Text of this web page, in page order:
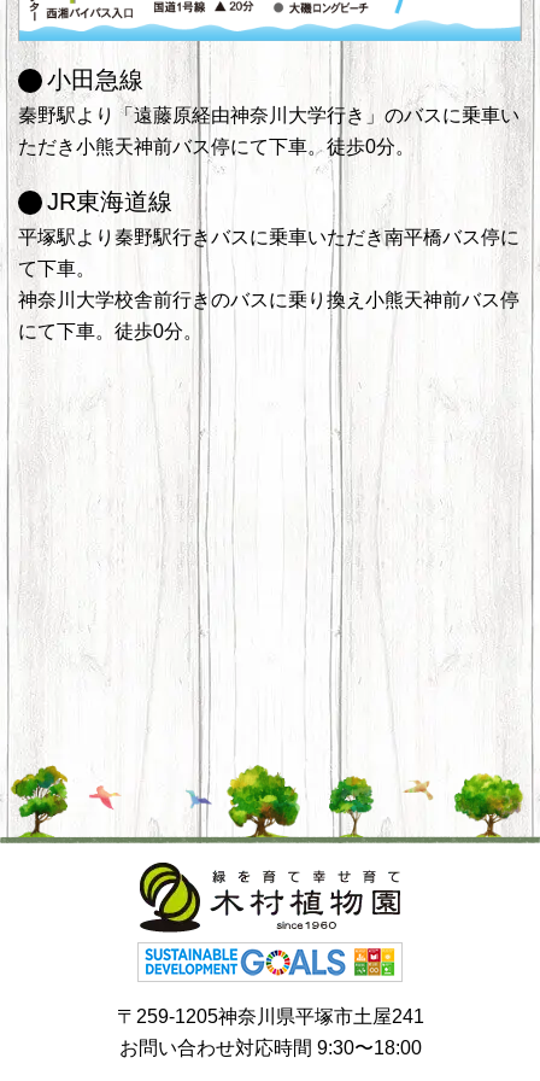
小田急線
秦野駅より「遠藤原経由神奈川大学行き」のバスに乗車い
ただき小熊天神前バス停にて下車。徒歩0分。
JR東海道線
平塚駅より秦野駅行きバスに乗車いただき南平橋バス停に
て下車。
神奈川大学校舎前行きのバスに乗り換え小熊天神前バス停
にて下車。徒歩0分。
〒259-1205神奈川県平塚市土屋241
お問い合わせ対応時間 9:30〜18:00